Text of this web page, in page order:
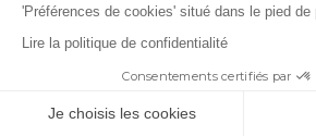
'Préférences de cookies' situé dans le pied de
Lire la politique de confidentialité
Consentements certifiés par
Je choisis les cookies
★★★★★